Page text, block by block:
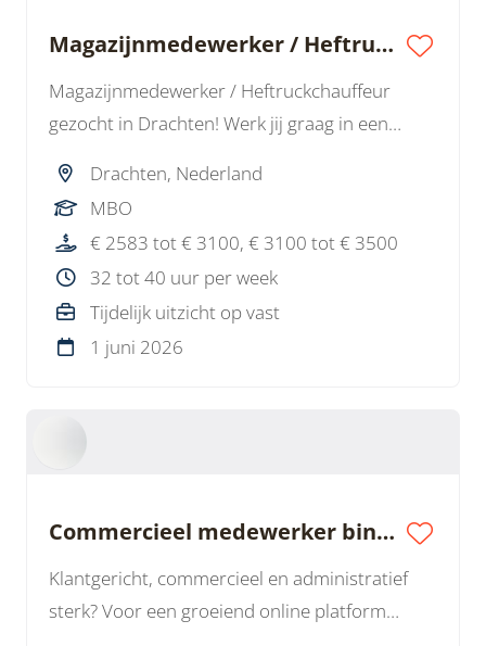
Magazijnmedewerker / Heftruckchauffeur / Logistiek Medewerker RVS
Magazijnmedewerker / Heftruckchauffeur
gezocht in Drachten! Werk jij graag in een
aanpakken? Dan is dit jouw baan. Afwisselend
werk, goed salaris en kans op vast werk.
Drachten, Nederland
MBO
€ 2583 tot € 3100, € 3100 tot € 3500
32 tot 40 uur per week
Tijdelijk uitzicht op vast
1 juni 2026
Commercieel medewerker binnendienst
Klantgericht, commercieel en administratief
sterk? Voor een groeiend online platform